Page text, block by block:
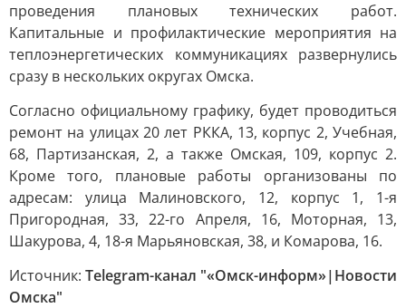
проведения плановых технических работ.
Капитальные и профилактические мероприятия на
теплоэнергетических коммуникациях развернулись
сразу в нескольких округах Омска.
Согласно официальному графику, будет проводиться
ремонт на улицах 20 лет РККА, 13, корпус 2, Учебная,
68, Партизанская, 2, а также Омская, 109, корпус 2.
Кроме того, плановые работы организованы по
адресам: улица Малиновского, 12, корпус 1, 1-я
Пригородная, 33, 22-го Апреля, 16, Моторная, 13,
Шакурова, 4, 18-я Марьяновская, 38, и Комарова, 16.
Источник: Telegram-канал "«Омск-информ»|Новости
Омска"